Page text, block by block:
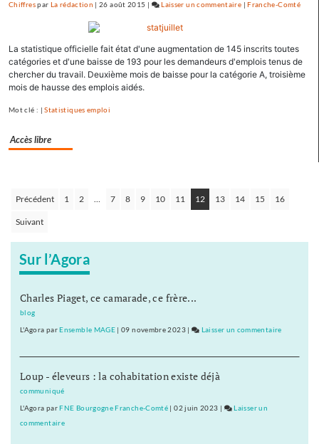
Chiffrespar La rédaction |26 août 2015 | Laisser un commentaire on
rejoint
le
général
|Franche-Comté
La statistique officielle fait état d'une augmentation de 145 inscrits toutes
catégories et d'une baisse de 193 pour les demandeurs d'emplois tenus de
chercher du travail. Deuxième mois de baisse pour la catégorie A, troisième
mois de hausse des emplois aidés.
Mot clé : |Statistiques emploi
Accès libre
Navigation
des
articles
Précédent 1 2 7 8 9 10 11 12 13 14 15 16
Suivant
Sur l’Agora
Charles Piaget, ce camarade, ce frère...
blog
L'Agora parEnsemble MAGE |09 novembre 2023| Laisser un commentaire
Séréna
Loup - éleveurs : la cohabitation existe déjà
communiqué
L'Agora parFNE Bourgogne Franche-Comté |02 juin 2023 |
Laisser un
commentaireon